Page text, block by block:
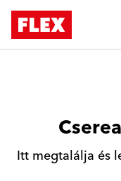
Itt megtalálja és